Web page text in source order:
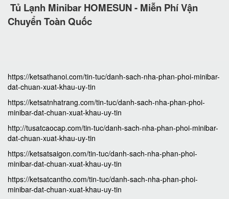
Tủ Lạnh Minibar HOMESUN - Miễn Phí Vận
Chuyển Toàn Quốc
https://ketsathanoi.com/tin-tuc/danh-sach-nha-phan-phoi-minibar-
dat-chuan-xuat-khau-uy-tin
https://ketsatnhatrang.com/tin-tuc/danh-sach-nha-phan-phoi-
minibar-dat-chuan-xuat-khau-uy-tin
http://tusatcaocap.com/tin-tuc/danh-sach-nha-phan-phoi-minibar-
dat-chuan-xuat-khau-uy-tin
https://ketsatsaigon.com/tin-tuc/danh-sach-nha-phan-phoi-
minibar-dat-chuan-xuat-khau-uy-tin
https://ketsatcantho.com/tin-tuc/danh-sach-nha-phan-phoi-
minibar-dat-chuan-xuat-khau-uy-tin